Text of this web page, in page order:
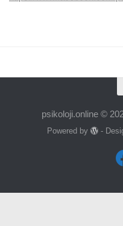
psikoloji.online ©
Powered by -